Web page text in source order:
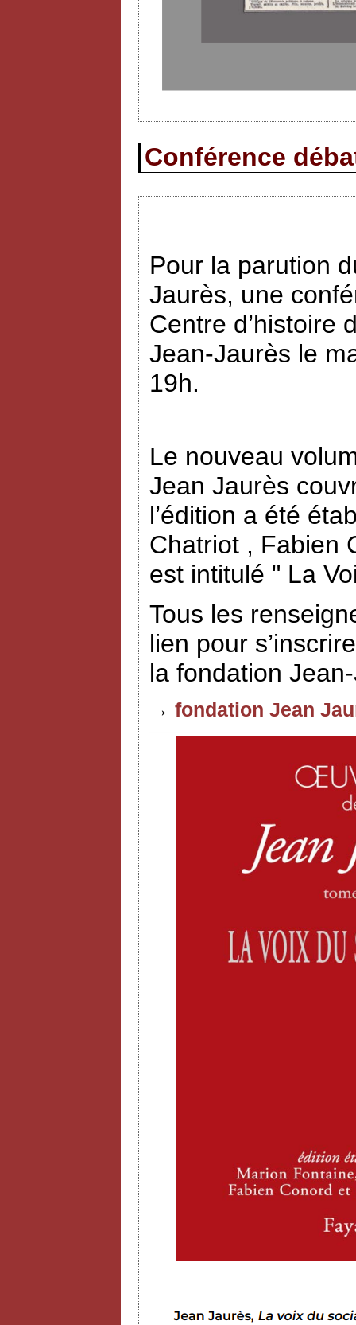
Conférence
Pour la parution
Jaurès, une
Centre d’histoire
Jean-Jaurès le
19h.
Le nouveau
Jean Jaurès
l’édition a été
Chatriot , Fabien
est intitulé " La
Tous les
lien pour
la fondation
→ fondation Jean